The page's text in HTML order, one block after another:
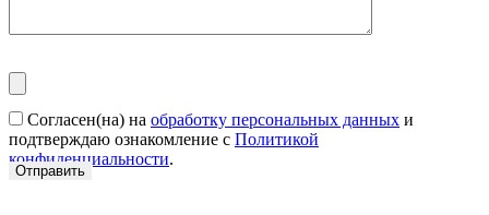
Согласен(на) на обработку персональных данных и
подтверждаю ознакомление с Политикой
конфиденциальности.